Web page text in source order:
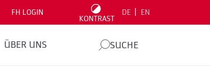
FH LOGIN
KONTRAST
DE EN
ÜBER UNS SUCHE